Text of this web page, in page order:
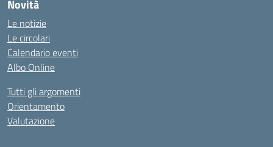
Novità
Le notizie
Le circolari
Calendario eventi
Albo Online
Tutti gli argomenti
Orientamento
Valutazione